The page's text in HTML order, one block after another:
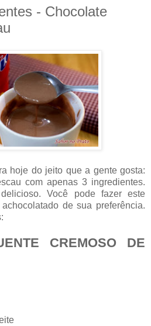
- Chocolate
hoje do jeito que a gente gosta:
com apenas 3 ingredientes.
Você pode fazer este
de sua preferência.
CREMOSO DE